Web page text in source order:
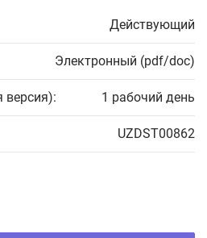
Действующий
Электронный (pdf/doc)
версия): 1 рабочий день
UZDST00862